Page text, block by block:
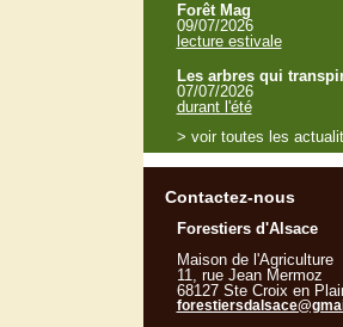
Forêt Mag
09/07/2026
lecture estivale
Les arbres qui
07/07/2026
durant l'été
> voir toutes les
Contactez-nous
Forestiers d'Alsace
Maison de l'Agriculture
11, rue Jean Mermoz
68127 Ste Croix en